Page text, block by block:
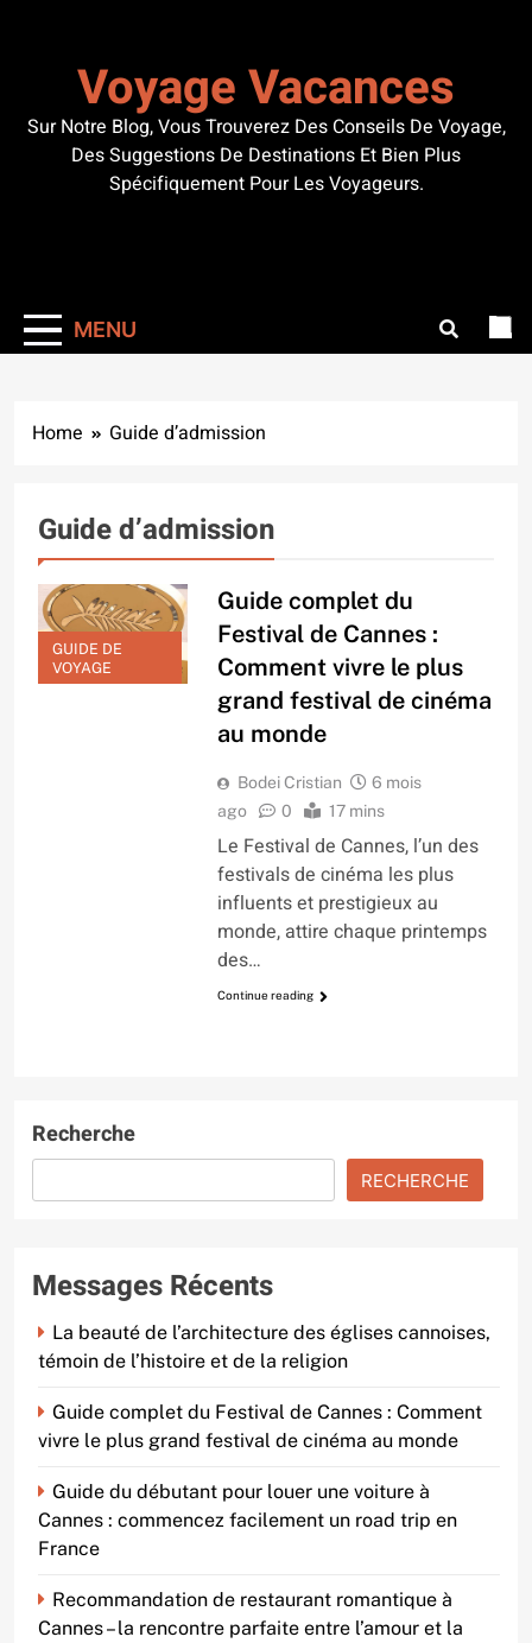
Voyage Vacances
Sur Notre Blog, Vous Trouverez Des Conseils De Voyage,
Des Suggestions De Destinations Et Bien Plus
Spécifiquement Pour Les Voyageurs.
MENU
Home Guide d’admission
Guide d’admission
GUIDE DE
VOYAGE
Guide complet du
Festival de Cannes :
Comment vivre le plus
grand festival de cinéma
au monde
Bodei Cristian
6 mois
ago
0 17 mins
Le Festival de Cannes, l’un des
festivals de cinéma les plus
influents et prestigieux au
monde, attire chaque printemps
des…
Continue reading
Recherche
RECHERCHE
Messages Récents
La beauté de l’architecture des églises cannoises,
témoin de l’histoire et de la religion
Guide complet du Festival de Cannes : Comment
vivre le plus grand festival de cinéma au monde
Guide du débutant pour louer une voiture à
Cannes : commencez facilement un road trip en
France
Recommandation de restaurant romantique à
Cannes – la rencontre parfaite entre l’amour et la